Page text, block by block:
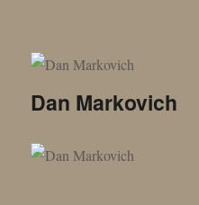
Dan Markovich